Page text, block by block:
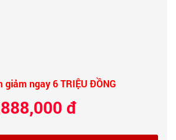
ngay 6 TRIỆU ĐỒNG
đ